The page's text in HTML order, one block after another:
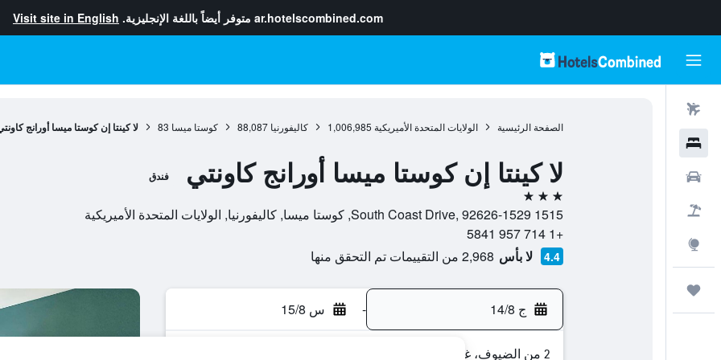
ar.hotelscombined.com متوفر أيضاً باللغة الإنجليزية. Visit site in English
الصفحة الرئيسية الولايات المتحدة الأميريكية 1,006,985 كاليفورنيا 88,087 كوستا ميسا 83 لا كينتا إن كوستا ميسا أورانج
لا كينتا إن كوستا ميسا أورانج كاونتي فندق
3 نجوم
1515 South Coast Drive, 92626-1529, كوستا ميسا, كاليفورنيا, الولايات المتحدة الأميريكية
+1 714 957 5841
4.4 لا بأس 2,968 من التقييمات تم التحقق منها
ج 14/8 - س 15/8
2 من الضيوف، غرفة واحدة